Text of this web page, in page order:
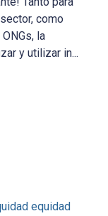
como
la
y utilizar in...
equidad